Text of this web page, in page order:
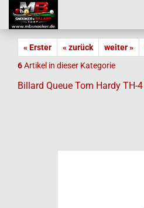
« Erster « zurück weiter »
6Artikel in dieser Kategorie
Billard Queue Tom Hardy TH-4